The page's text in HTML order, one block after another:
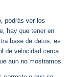
podrás ver los
hay que tener en
base de datos, es
de velocidad cerca
aun no mostramos.